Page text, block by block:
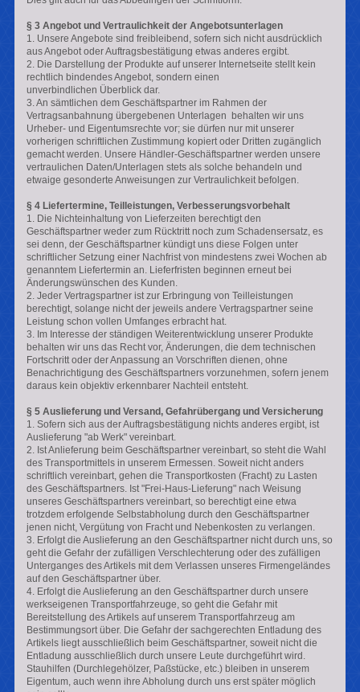
§ 3 Angebot und Vertraulichkeit der Angebotsunterlagen
1. Unsere Angebote sind freibleibend, sofern sich nicht ausdrücklich
aus Angebot oder Auftragsbestätigung etwas anderes ergibt.
2. Die Darstellung der Produkte auf unserer Internetseite stellt kein
rechtlich bindendes Angebot, sondern einen
unverbindlichen Überblick dar.
3. An sämtlichen dem Geschäftspartner im Rahmen der
Vertragsanbahnung übergebenen Unterlagen behalten wir uns
Urheber- und Eigentumsrechte vor; sie dürfen nur mit unserer
vorherigen schriftlichen Zustimmung kopiert oder Dritten zugänglich
gemacht werden. Unsere Händler-Geschäftspartner werden unsere
vertraulichen Daten/Unterlagen stets als solche behandeln und
etwaige gesonderte Anweisungen zur Vertraulichkeit befolgen.
§ 4 Liefertermine, Teilleistungen, Verbesserungsvorbehalt
1. Die Nichteinhaltung von Lieferzeiten berechtigt den
Geschäftspartner weder zum Rücktritt noch zum Schadensersatz, es
sei denn, der Geschäftspartner kündigt uns diese Folgen unter
schriftlicher Setzung einer Nachfrist von mindestens zwei Wochen ab
genanntem Liefertermin an. Lieferfristen beginnen erneut bei
Änderungswünschen des Kunden.
2. Jeder Vertragspartner ist zur Erbringung von Teilleistungen
berechtigt, solange nicht der jeweils andere Vertragspartner seine
Leistung schon vollen Umfanges erbracht hat.
3. Im Interesse der ständigen Weiterentwicklung unserer Produkte
behalten wir uns das Recht vor, Änderungen, die dem technischen
Fortschritt oder der Anpassung an Vorschriften dienen, ohne
Benachrichtigung des Geschäftspartners vorzunehmen, sofern jenem
daraus kein objektiv erkennbarer Nachteil entsteht.
§ 5 Auslieferung und Versand, Gefahrübergang und Versicherung
1. Sofern sich aus der Auftragsbestätigung nichts anderes ergibt, ist
Auslieferung "ab Werk" vereinbart.
2. Ist Anlieferung beim Geschäftspartner vereinbart, so steht die Wahl
des Transportmittels in unserem Ermessen. Soweit nicht anders
schriftlich vereinbart, gehen die Transportkosten (Fracht) zu Lasten
des Geschäftspartners. Ist "Frei-Haus-Lieferung" nach Weisung
unseres Geschäftspartners vereinbart, so berechtigt eine etwa
trotzdem erfolgende Selbstabholung durch den Geschäftspartner
jenen nicht, Vergütung von Fracht und Nebenkosten zu verlangen.
3. Erfolgt die Auslieferung an den Geschäftspartner nicht durch uns, so
geht die Gefahr der zufälligen Verschlechterung oder des zufälligen
Unterganges des Artikels mit dem Verlassen unseres Firmengeländes
auf den Geschäftspartner über.
4. Erfolgt die Auslieferung an den Geschäftspartner durch unsere
werkseigenen Transportfahrzeuge, so geht die Gefahr mit
Bereitstellung des Artikels auf unserem Transportfahrzeug am
Bestimmungsort über. Die Gefahr der sachgerechten Entladung des
Artikels liegt ausschließlich beim Geschäftspartner, soweit nicht die
Entladung ausschließlich durch unsere Leute durchgeführt wird.
Stauhilfen (Durchlegehölzer, Paßstücke, etc.) bleiben in unserem
Eigentum, auch wenn ihre Abholung durch uns erst später möglich